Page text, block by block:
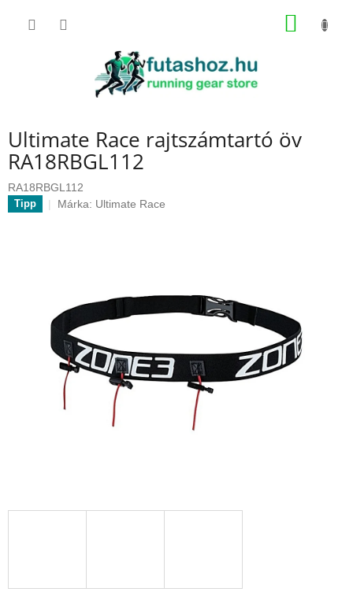
KOSÁR
Ultimate Race rajtszámtartó öv
RA18RBGL112
RA18RBGL112
Tipp Márka: Ultimate Race